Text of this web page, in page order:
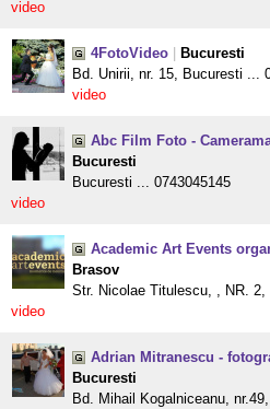
video
4FotoVideo
Bucuresti
Bd. Unirii, nr. 15, Bucuresti ...
video
Abc Film Foto -
Bucuresti
Bucuresti ... 0743045145
video
Academic Art Events
Brasov
Str. Nicolae Titulescu, , NR.
video
Adrian Mitranescu -
Bucuresti
Bd. Mihail Kogalniceanu,